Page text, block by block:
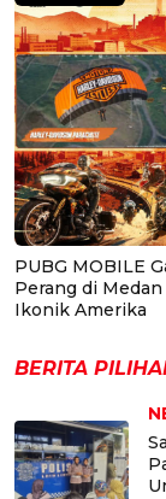
PUBG MOBILE
Perang di
Ikonik Amerika
BERITA